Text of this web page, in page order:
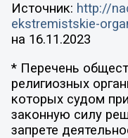
Источник: http://
ekstremistskie-
на 16.11.2023
* Перечень
религиозных
которых судом
законную силу
запрете